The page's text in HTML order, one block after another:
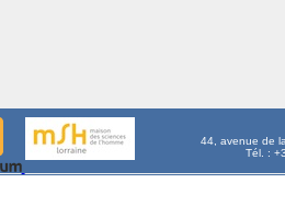
44, avenue de
Tél. :